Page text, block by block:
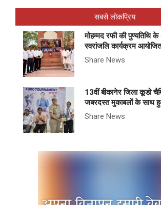
सबसे लोकप्रिय
मोहम्मद रफी की पुण्यतिथि
स्वरांजलि कार्यक्रम आयोजित
Share News
13वीं बीकानेर जिला कूडो
जबरदस्त मुकाबलों के साथ
Share News